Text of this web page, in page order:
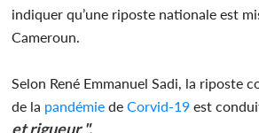
indiquer qu’une riposte nationale est
Cameroun.
Selon René Emmanuel Sadi, la riposte
de la pandémie de Corvid-19 est
et rigueur ".